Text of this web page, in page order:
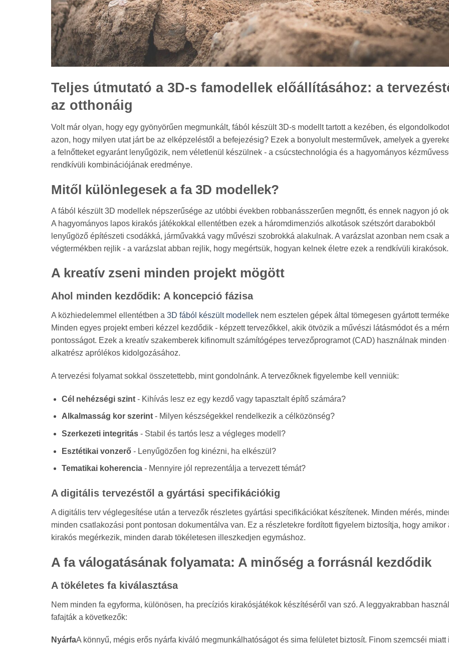
Teljes útmutató a 3D-s famodellek előállításához: a
az otthonáig
Volt már olyan, hogy egy gyönyörűen megmunkált, fából készült 3D-s modellt tartott a kezében, és
azon, hogy milyen utat járt be az elképzeléstől a befejezésig? Ezek a bonyolult mesterművek, amelyek a
a felnőtteket egyaránt lenyűgözik, nem véletlenül készülnek - a csúcstechnológia és a hagyományos
rendkívüli kombinációjának eredménye.
Mitől különlegesek a fa 3D modellek?
A fából készült 3D modellek népszerűsége az utóbbi években robbanásszerűen megnőtt, és ennek nagyon jó
A hagyományos lapos kirakós játékokkal ellentétben ezek a háromdimenziós alkotások szétszórt darabokból
lenyűgöző építészeti csodákká, járművakká vagy művészi szobrokká alakulnak. A varázslat azonban nem csak a
végtermékben rejlik - a varázslat abban rejlik, hogy megértsük, hogyan kelnek életre ezek a rendkívüli kirakósok.
A kreatív zseni minden projekt mögött
Ahol minden kezdődik: A koncepció fázisa
A közhiedelemmel ellentétben a 3D fából készült modellek nem esztelen gépek által tömegesen gyártott
Minden egyes projekt emberi kézzel kezdődik - képzett tervezőkkel, akik ötvözik a művészi látásmódot és a
pontosságot. Ezek a kreatív szakemberek kifinomult számítógépes tervezőprogramot (CAD) használnak minden
alkatrész aprólékos kidolgozásához.
A tervezési folyamat sokkal összetettebb, mint gondolnánk. A tervezőknek figyelembe kell venniük:
Cél nehézségi szint- Kihívás lesz ez egy kezdő vagy tapasztalt építő számára?
Alkalmasság kor szerint- Milyen készségekkel rendelkezik a célközönség?
Szerkezeti integritás- Stabil és tartós lesz a végleges modell?
Esztétikai vonzerő- Lenyűgözően fog kinézni, ha elkészül?
Tematikai koherencia- Mennyire jól reprezentálja a tervezett témát?
A digitális tervezéstől a gyártási specifikációkig
A digitális terv véglegesítése után a tervezők részletes gyártási specifikációkat készítenek. Minden mérés,
minden csatlakozási pont pontosan dokumentálva van. Ez a részletekre fordított figyelem biztosítja, hogy amikor
kirakós megérkezik, minden darab tökéletesen illeszkedjen egymáshoz.
A fa válogatásának folyamata: A minőség a forrásnál kezdődik
A tökéletes fa kiválasztása
Nem minden fa egyforma, különösen, ha precíziós kirakósjátékok készítéséről van szó. A leggyakrabban
fafajták a következők:
NyárfaA könnyű, mégis erős nyárfa kiváló megmunkálhatóságot és sima felületet biztosít. Finom szemcséi miatt